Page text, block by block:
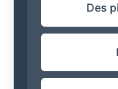
Des